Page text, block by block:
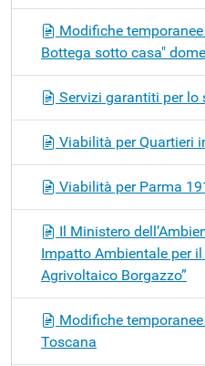
Modifiche
Bottega sotto casa"
Servizi garantiti per lo
Viabilità per Quartieri
Viabilità per Parma
Il Ministero
Impatto Ambientale per
Agrivoltaico Borgazzo”
Modifiche
Toscana